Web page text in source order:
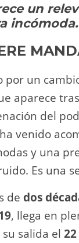
un
incómoda.
por un
aparece
del
venido
y una
Es una
de dos
, llega en
salida el